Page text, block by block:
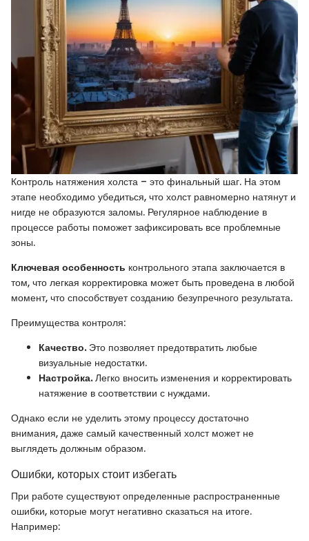
Контроль натяжения холста – это финальный шаг. На этом
этапе необходимо убедиться, что холст равномерно натянут и
нигде не образуются заломы. Регулярное наблюдение в
процессе работы поможет зафиксировать все проблемные
зоны.
Ключевая особенность контрольного этапа заключается в
том, что легкая корректировка может быть проведена в любой
момент, что способствует созданию безупречного результата.
Преимущества контроля:
Качество.Это позволяет предотвратить любые
визуальные недостатки.
Настройка.Легко вносить изменения и корректировать
натяжение в соответствии с нуждами.
Однако если не уделить этому процессу достаточно
внимания, даже самый качественный холст может не
выглядеть должным образом.
Ошибки, которых стоит избегать
При работе существуют определенные распространенные
ошибки, которые могут негативно сказаться на итоге.
Например: